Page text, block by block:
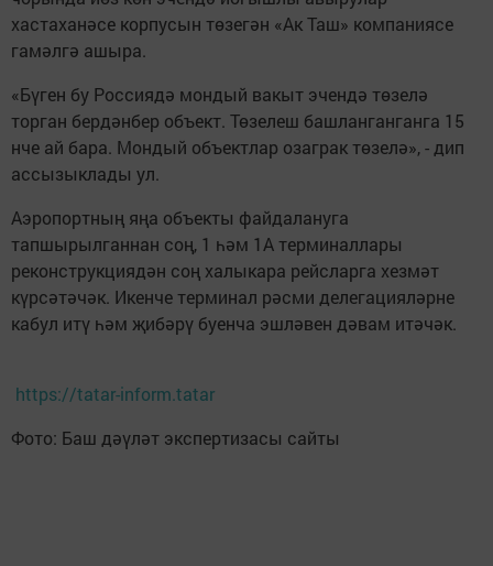
хастаханәсе корпусын төзегән «Ак Таш» компаниясе
гамәлгә ашыра.
«Бүген бу Россиядә мондый вакыт эчендә төзелә
торган бердәнбер объект. Төзелеш башланганганга 15
нче ай бара. Мондый объектлар озаграк төзелә», - дип
ассызыклады ул.
Аэропортның яңа объекты файдалануга
тапшырылганнан соң, 1 һәм 1А терминаллары
реконструкциядән соң халыкара рейсларга хезмәт
күрсәтәчәк. Икенче терминал рәсми делегацияләрне
кабул итү һәм җибәрү буенча эшләвен дәвам итәчәк.
https://tatar-inform.tatar
Фото: Баш дәүләт экспертизасы сайты